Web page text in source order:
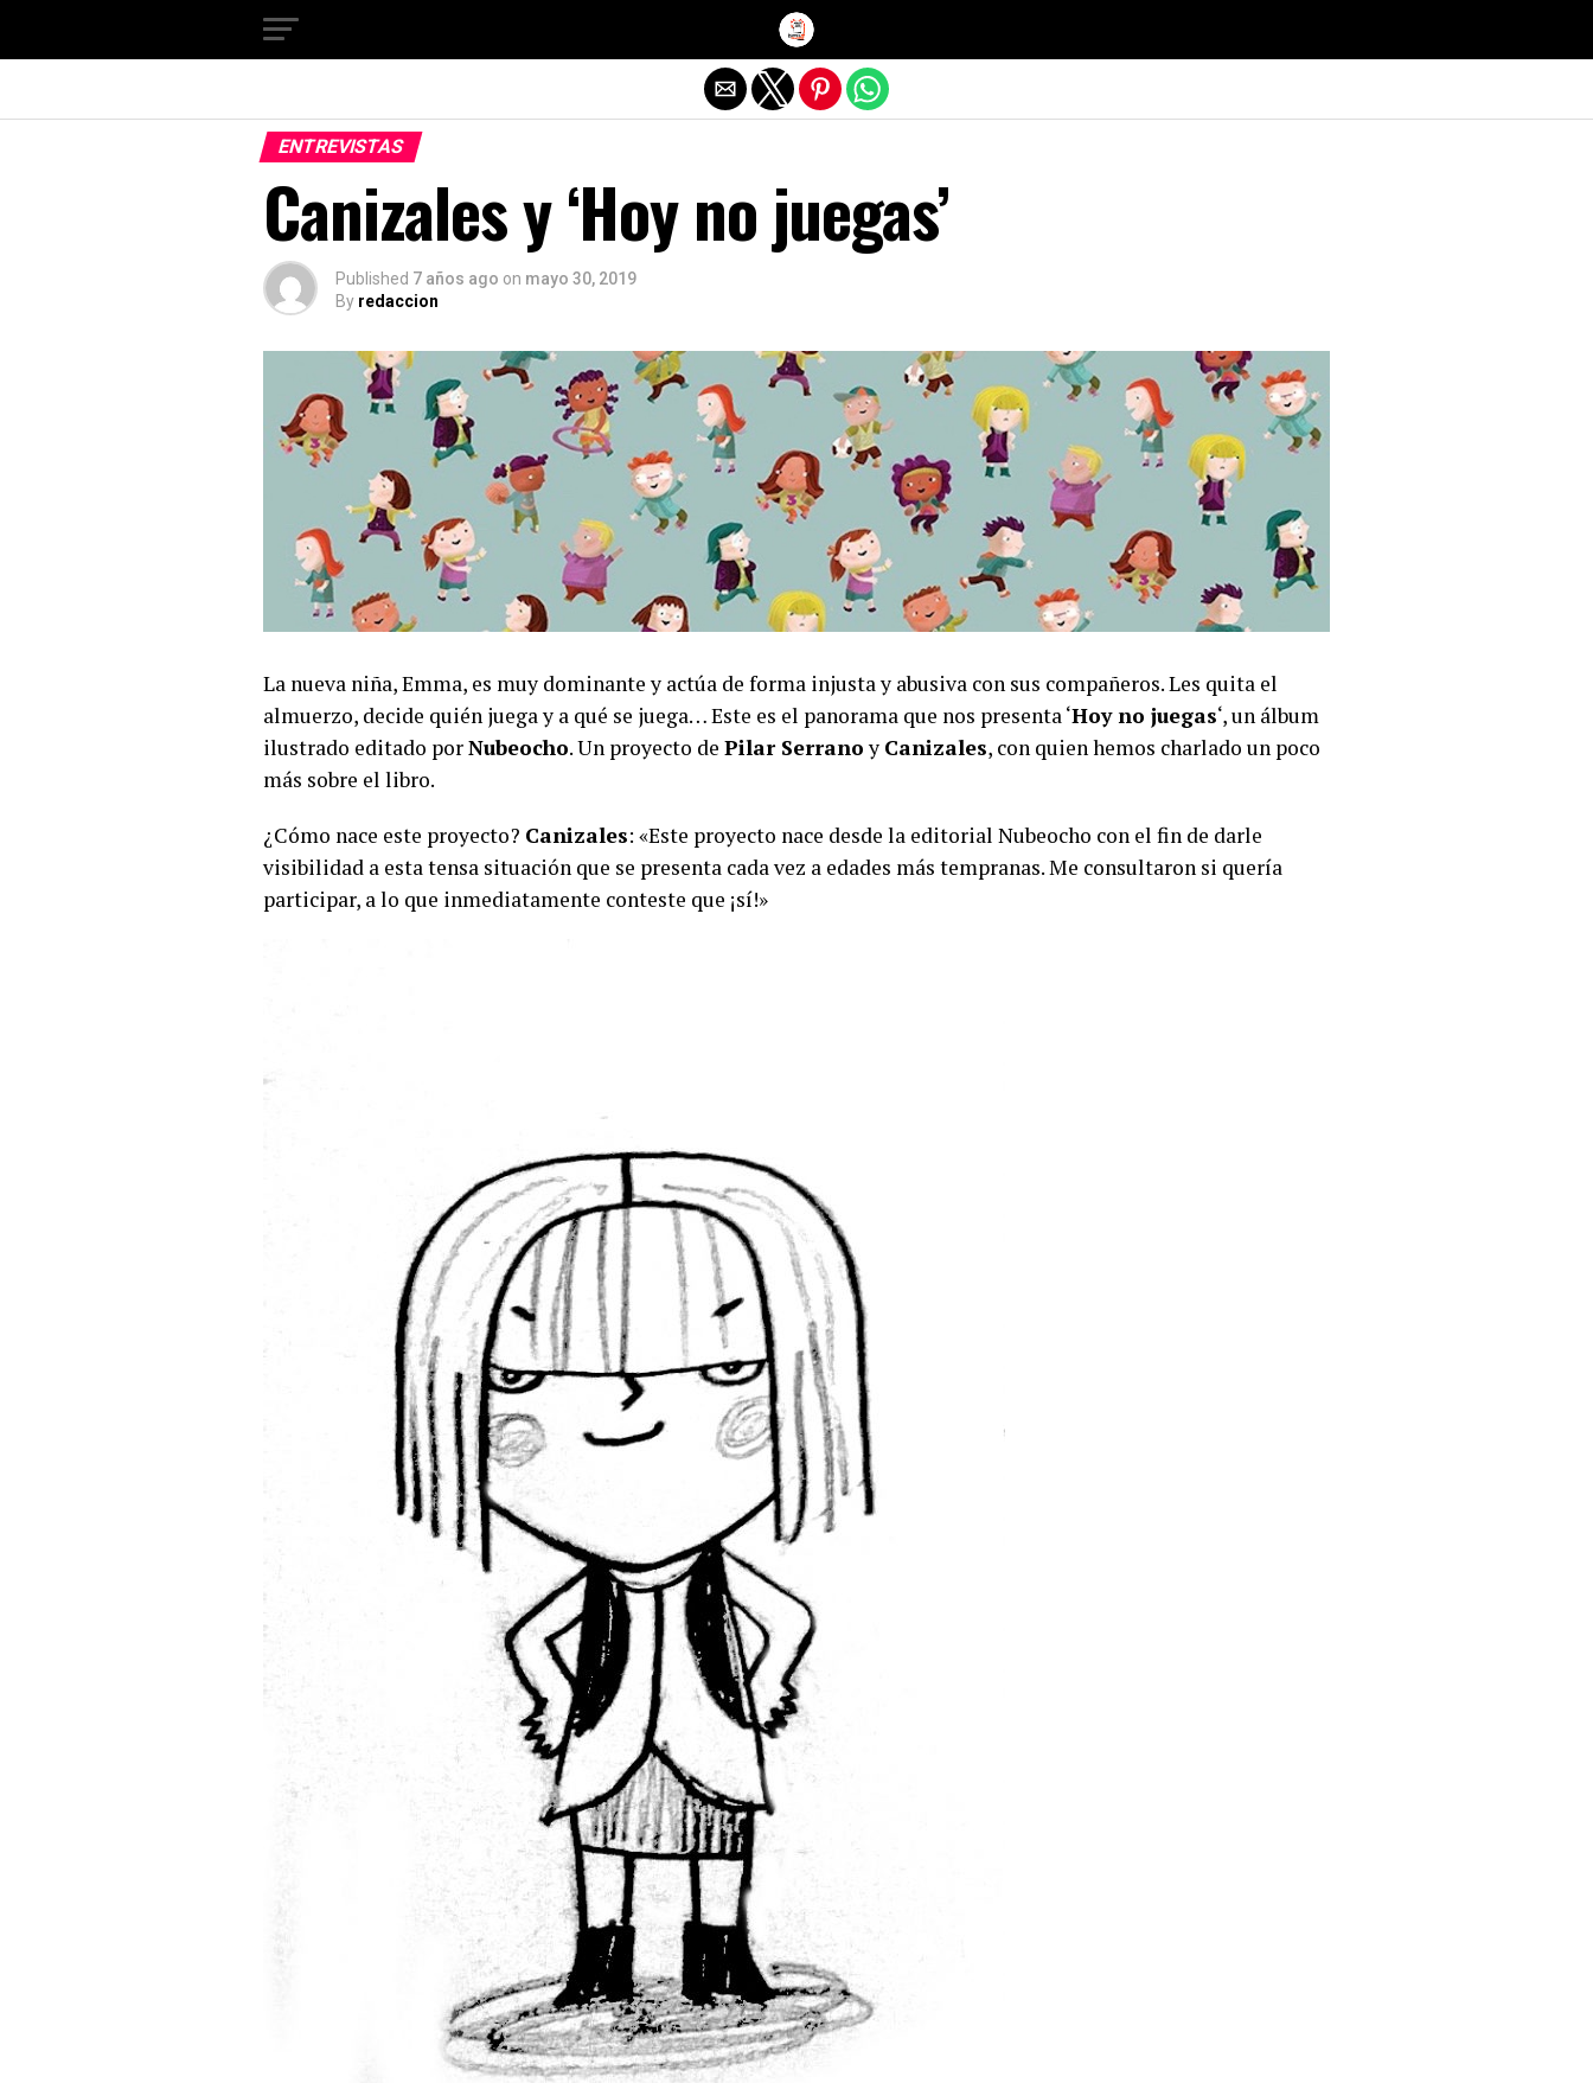
ENTREVISTAS
Canizales y ‘Hoy no juegas’
Published 7 años ago on mayo 30, 2019
By redaccion
La nueva niña, Emma, es muy dominante y actúa de forma injusta y abusiva con sus compañeros. Les quita el
almuerzo, decide quién juega y a qué se juega… Este es el panorama que nos presenta ‘Hoy no juegas‘, un álbum
ilustrado editado porNubeocho. Un proyecto de Pilar Serranoy Canizales, con quien hemos charlado un poco
más sobre el libro.
¿Cómo nace este proyecto? Canizales: «Este proyecto nace desde la editorial Nubeocho con el fin de darle
visibilidad a esta tensa situación que se presenta cada vez a edades más tempranas. Me consultaron si quería
participar, a lo que inmediatamente conteste que ¡sí!»
Salir de la versión móvil